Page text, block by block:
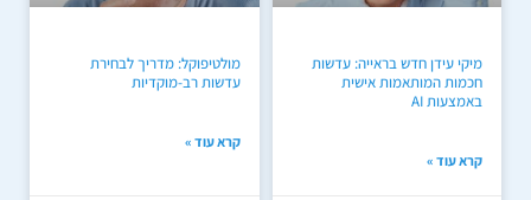
מיקי עידן חדש בראייה: עדשות
חכמות המותאמות אישית
באמצעות AI
קרא עוד »
מולטיפוקל: מדריך לבחירת
עדשות רב-מוקדיות
קרא עוד »